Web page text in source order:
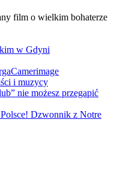
film o wielkim bohaterze
w Gdyni
i muzycy
nie możesz przegapić
Dzwonnik z Notre